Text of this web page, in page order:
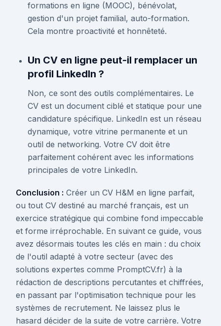
formations en ligne (MOOC), bénévolat,
gestion d'un projet familial, auto-formation.
Cela montre proactivité et honnêteté.
Un CV en ligne peut-il remplacer un
profil LinkedIn ?
Non, ce sont des outils complémentaires. Le
CV est un document ciblé et statique pour une
candidature spécifique. LinkedIn est un réseau
dynamique, votre vitrine permanente et un
outil de networking. Votre CV doit être
parfaitement cohérent avec les informations
principales de votre LinkedIn.
Conclusion : Créer un CV H&M en ligne parfait,
ou tout CV destiné au marché français, est un
exercice stratégique qui combine fond impeccable
et forme irréprochable. En suivant ce guide, vous
avez désormais toutes les clés en main : du choix
de l'outil adapté à votre secteur (avec des
solutions expertes comme PromptCV.fr) à la
rédaction de descriptions percutantes et chiffrées,
en passant par l'optimisation technique pour les
systèmes de recrutement. Ne laissez plus le
hasard décider de la suite de votre carrière. Votre